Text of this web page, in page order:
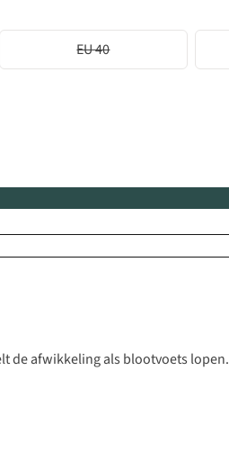
EU 40
de afwikkeling als blootvoets lopen.